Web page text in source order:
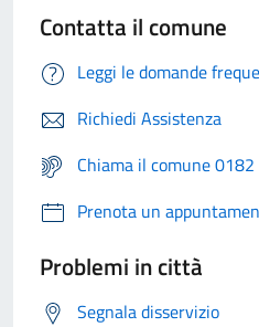
Contatta il comune
Leggi le domande
Richiedi Assistenza
Chiama il comune
Prenota un
Problemi in città
Segnala disservizio